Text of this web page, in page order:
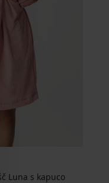
Luna s kapuco